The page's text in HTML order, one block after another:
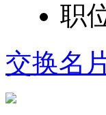
职
交换名